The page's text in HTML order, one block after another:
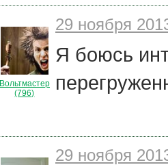
Вольтмастер
(796)
29 ноября
Я боюсь
29 ноября